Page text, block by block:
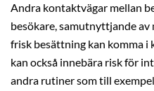
Andra kontaktvägar mellan
besökare, samutnyttjande
frisk besättning kan komma i
kan också innebära risk för
andra rutiner som till